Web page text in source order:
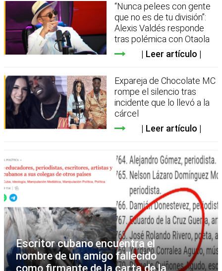
“Nunca pelees con gente
que no es de tu división”:
Alexis Valdés responde
tras polémica con Otaola
Leer artículo
Expareja de Chocolate MC
rompe el silencio tras
incidente que lo llevó a la
cárcel
Leer artículo
Escritor cubano encuentra el
nombre de un amigo fallecido
como firmante de la carta de la